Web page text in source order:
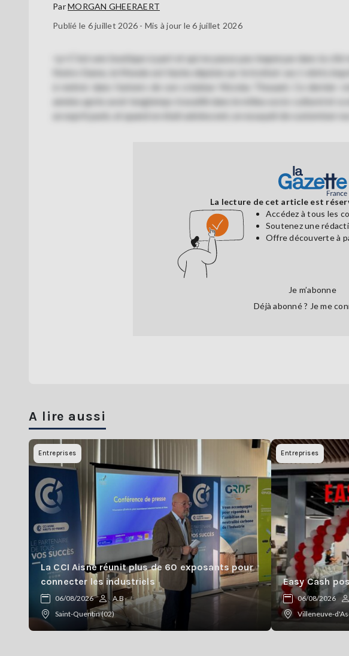
ParMORGAN GHEERAERT
Publié le 6 juillet 2026 - Mis à jour le 6 juillet 2026
<p>C'est une boutique à part et qui ne passe pas inaperçue dans la
Notre-Dame, le Monde est Vache déploie sur le trottoir ses t-shirts
à rentrer dans l’univers de son créateur Nicolas Thouant. Ce dernier
années après avoir longtemps travaillé dans le milieu socio-culturel et
un esprit punk, et quand on était adolescent, on essayait de customiser
La lecture de cet article est
Accédez à tous les
Soutenez une
Offre découverte à
Je m’abonne
Déjà abonné ? Je me
A lire aussi
Entreprises
La CCI Aisne réunit plus de 60 exposants pour
connecter les industriels
06/08/2026
A.B
Saint-Quentin (02)
Entreprises
Easy Cash
06/08/2026
Villeneuve-